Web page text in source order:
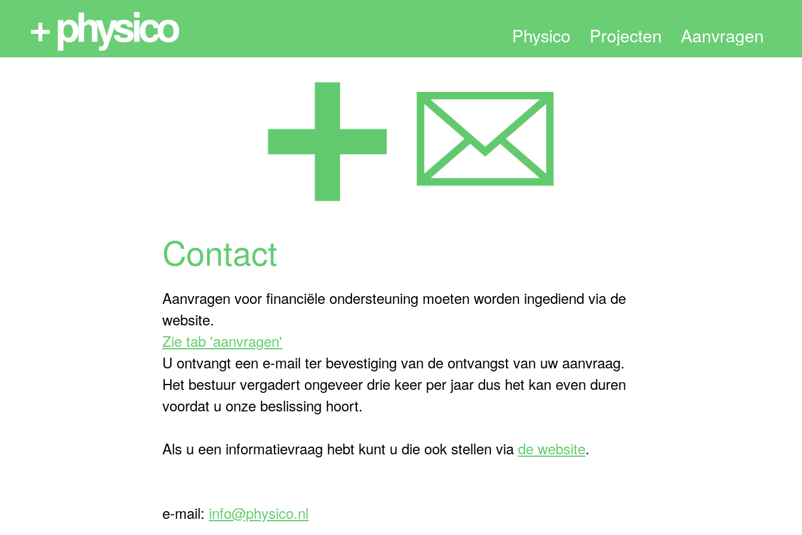
+ physico Physico
Bestuur
Externe links
ANBI
Historie
Projecten Aanvragen
Contact
Aanvragen voor financiële ondersteuning moeten worden ingediend via de
website.
Zie tab 'aanvragen'
U ontvangt een e-mail ter bevestiging van de ontvangst van uw aanvraag.
Het bestuur vergadert ongeveer drie keer per jaar dus het kan even duren
voordat u onze beslissing hoort.
Als u een informatievraag hebt kunt u die ook stellen via de website.
e-mail: info@physico.nl